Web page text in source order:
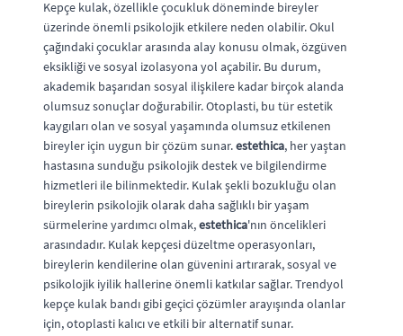
Kepçe kulak, özellikle çocukluk döneminde bireyler
üzerinde önemli psikolojik etkilere neden olabilir. Okul
çağındaki çocuklar arasında alay konusu olmak, özgüven
eksikliği ve sosyal izolasyona yol açabilir. Bu durum,
akademik başarıdan sosyal ilişkilere kadar birçok alanda
olumsuz sonuçlar doğurabilir. Otoplasti, bu tür estetik
kaygıları olan ve sosyal yaşamında olumsuz etkilenen
bireyler için uygun bir çözüm sunar.estethica, her yaştan
hastasına sunduğu psikolojik destek ve bilgilendirme
hizmetleri ile bilinmektedir. Kulak şekli bozukluğu olan
bireylerin psikolojik olarak daha sağlıklı bir yaşam
sürmelerine yardımcı olmak,estethica'nın öncelikleri
arasındadır. Kulak kepçesi düzeltme operasyonları,
bireylerin kendilerine olan güvenini artırarak, sosyal ve
psikolojik iyilik hallerine önemli katkılar sağlar. Trendyol
kepçe kulak bandı gibi geçici çözümler arayışında olanlar
için, otoplasti kalıcı ve etkili bir alternatif sunar.